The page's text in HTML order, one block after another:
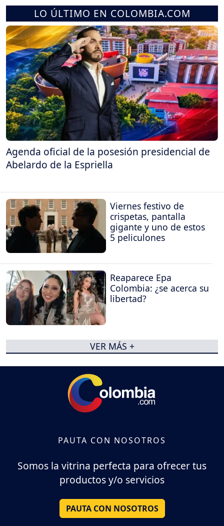
LO ÚLTIMO EN COLOMBIA.COM
Agenda oficial de la posesión presidencial de
Abelardo de la Espriella
Viernes festivo de
crispetas, pantalla
gigante y uno de estos
5 peliculones
Reaparece Epa
Colombia: ¿se acerca su
libertad?
VER MÁS +
PAUTA CON NOSOTROS
Somos la vitrina perfecta para ofrecer tus
productos y/o servicios
PAUTA CON NOSOTROS